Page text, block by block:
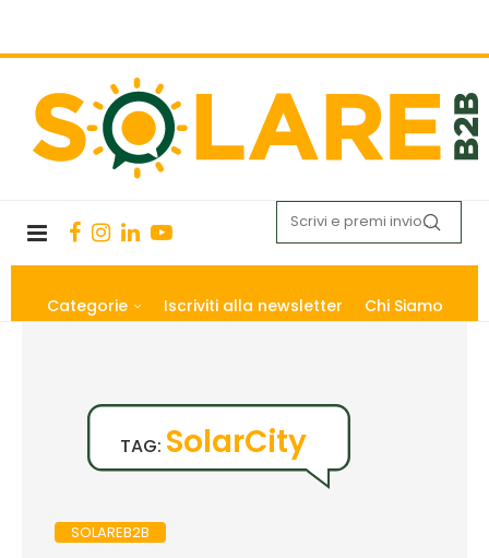
Categorie Iscriviti alla newsletter Chi Siamo
TAG: SolarCity
SOLAREB2B